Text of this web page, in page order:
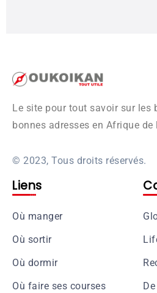
Le site pour tout savoir sur les
bonnes adresses en Afrique de
© 2023, Tous droits réservés.
Liens
Où manger
Où sortir
Où dormir
Où faire ses courses